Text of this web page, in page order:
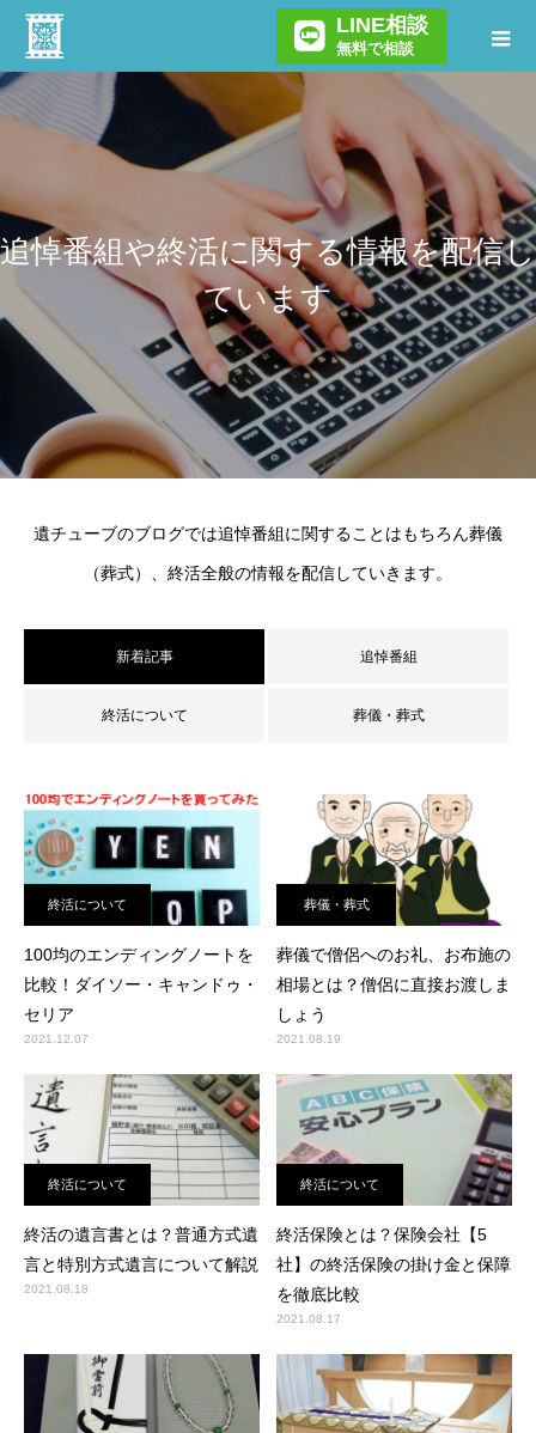
LINE相談
無料で相談
追悼番組や終活に関する情報を配信し
ています
遺チューブのブログでは追悼番組に関することはもちろん葬儀
（葬式）、終活全般の情報を配信していきます。
新着記事 追悼番組
終活について 葬儀・葬式
終活について
100均のエンディングノートを
比較！ダイソー・キャンドゥ・
セリア
2021.12.07
葬儀・葬式
葬儀で僧侶へのお礼、お布施の
相場とは？僧侶に直接お渡しま
しょう
2021.08.19
終活について
終活の遺言書とは？普通方式遺
言と特別方式遺言について解説
2021.08.18
終活について
終活保険とは？保険会社【5
社】の終活保険の掛け金と保障
を徹底比較
2021.08.17